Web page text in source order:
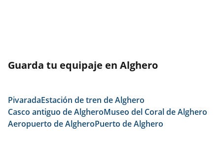
Guarda tu equipaje en Alghero
PivaradaEstación de tren de Alghero
Casco antiguo de AlgheroMuseo del Coral de Alghero
Aeropuerto de AlgheroPuerto de Alghero